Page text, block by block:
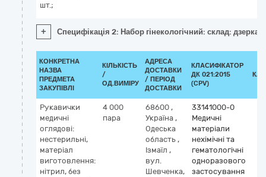
шт.;
+ Специфікація 2: Набор гінекологічний: склад:
КОНКРЕТНА
НАЗВА
ПРЕДМЕТА
ЗАКУПІВЛІ
КІЛЬКІСТЬ
/
ОД.ВИМІРУ
АДРЕСА
ДОСТАВКИ
/ ПЕРІОД
ДОСТАВКИ
КЛАСИФІКАТОР
ДК 021:2015
(CPV)
Рукавички
медичні
оглядові:
нестерильні,
матеріал
виготовлення:
нітрил, без
4 000
пара
68600 ,
Україна ,
Одеська
область ,
Ізмаїл ,
вул.
Шевченка,
33141000-0
Медичні
матеріали
нехімічні та
гематологічні
одноразового
застосування